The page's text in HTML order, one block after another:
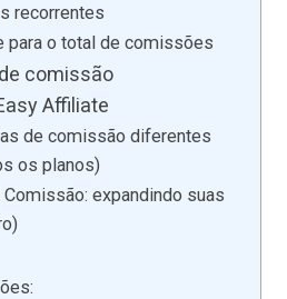
recorrentes
para o total de comissões
comissão
Affiliate
de comissão diferentes
os planos)
expandindo suas